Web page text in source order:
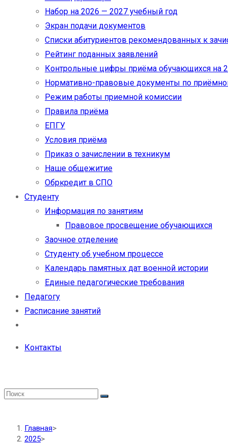
Набор на 2026 — 2027 учебный год
Экран подачи документов
Cписки абитуриентов рекомендованных к
Рейтинг поданных заявлений
Контрольные цифры приёма обучающихся на
Нормативно-правовые документы по
Режим работы приемной комиссии
Правила приёма
ЕПГУ
Условия приёма
Приказ о зачислении в техникум
Наше общежитие
Обркредит в СПО
Студенту
Информация по занятиям
Правовое просвещение обучающихся
Заочное отделение
Студенту об учебном процессе
Календарь памятных дат военной истории
Единые педагогические требования
Педагогу
Расписание занятий
Контакты
Главная>
2025>